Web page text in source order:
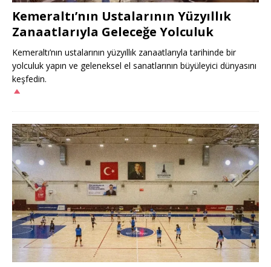
Kemeraltı’nın Ustalarının Yüzyıllık
Zanaatlarıyla Geleceğe Yolculuk
Kemeraltı’nın ustalarının yüzyıllık zanaatlarıyla tarihinde bir
yolculuk yapın ve geleneksel el sanatlarının büyüleyici dünyasını
keşfedin.